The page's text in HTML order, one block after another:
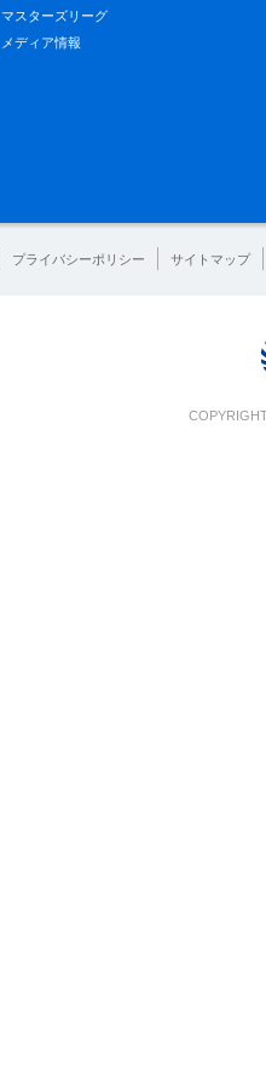
マスターズリーグ
メディア情報
プライバシーポリシー サイトマップ